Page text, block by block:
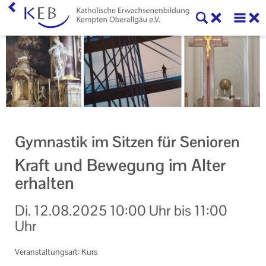
Gymnastik im Sitzen für Senioren
Kraft und Bewegung im Alter
erhalten
Di. 12.08.2025 10:00 Uhr bis 11:00
Uhr
Veranstaltungsart: Kurs
Home
KEB Kempten Oberallgäu
Willkommen
Die KEB als e.V.
Veranstaltungen
Veranstaltungsorte der KEB Kempten Oberallgäu
Eltern-Kind-Gruppen